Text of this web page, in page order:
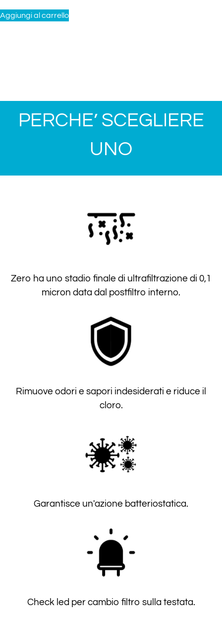
Aggiungi al carrello
PERCHE’ SCEGLIERE
UNO
Zero ha uno stadio finale di ultrafiltrazione di 0,1
micron data dal postfiltro interno.
Rimuove odori e sapori indesiderati e riduce il
cloro.​
Garantisce un'azione batteriostatica.
Check led per cambio filtro sulla testata.